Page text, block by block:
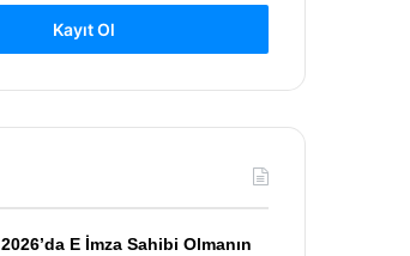
Kayıt Ol
2026’da E İmza Sahibi Olmanın